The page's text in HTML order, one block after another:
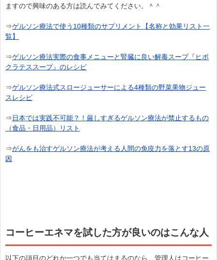
ますので興味のある方は読んでみてください。＾＾
⇒ゲルソン療法で使う10種類のサプリメント【名称と効果リスト一
覧】
⇒ゲルソン療法実際の食事メニューと腎臓に良い解毒スープ『ヒポ
クラテススープ』のレシピ
⇒ゲルソン療法式スロージューサーによる4種類の野菜果物ジュー
スレシピ
⇒日本では実践不可能？！厳しすぎるゲルソン療法が禁止するもの
（食品・日用品）リスト
⇒がんをも治すゲルソン療法が考える人間の免疫力を落とす13の原
因
コーヒーエネマを試した方が良いのはこんな人
以下の項目のどれか一つでも当てはまるのなら、管理人はコーヒー